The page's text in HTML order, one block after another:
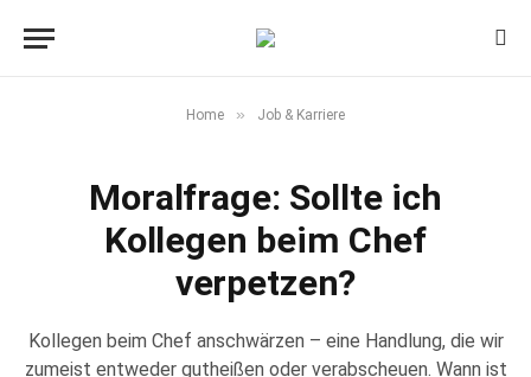
Home » Job & Karriere
Moralfrage: Sollte ich
Kollegen beim Chef
verpetzen?
Kollegen beim Chef anschwärzen – eine Handlung, die wir
zumeist entweder gutheißen oder verabscheuen. Wann ist